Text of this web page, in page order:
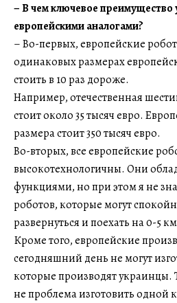
–В чем ключевое
европейскими аналогами?
– Во-первых, европейские
одинаковых размерах
стоить в 10 раз дороже.
Например, отечественная
стоит около 35 тысяч евро.
размера стоит 350 тысяч евро.
Во-вторых, все европейские
высокотехнологичны. Они
функциями, но при этом я не
роботов, которые могут
развернуться и поехать на 0-5
Кроме того, европейские
сегодняшний день не могут
которые производят украинцы.
не проблема изготовить одной